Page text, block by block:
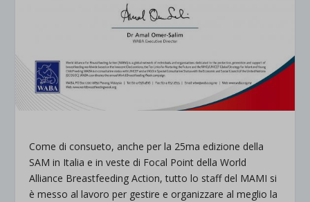
Come di consueto, anche per la 25ma edizione della
SAM in Italia e in veste di Focal Point della World
Alliance Breastfeeding Action, tutto lo staff del MAMI si
è messo al lavoro per gestire e organizzare al meglio la